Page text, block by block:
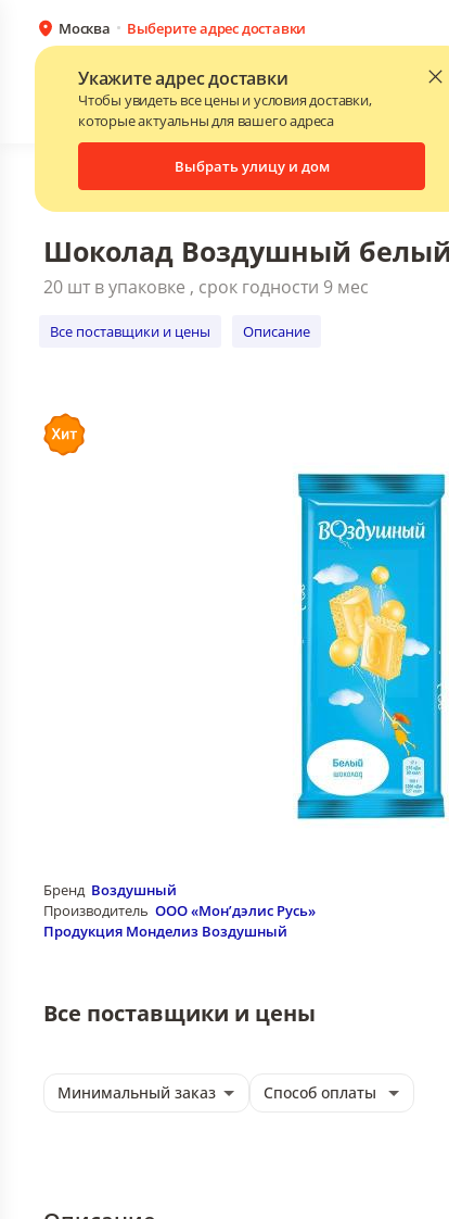
Москва Выберите адрес доставки
Укажите адрес доставки
Чтобы увидеть все цены и условия доставки,
которые актуальны для вашего адреса
Выбрать улицу и дом
Каталог
БрендыПрайс-листы поставщиков
Каталог • Кондитерские изделия
Шоколад Воздушный белый
20 шт в упаковке , срок
Все поставщики и цены
Шоколад Воздушный белый
20 шт в упаковке , срок годности 9 мес
Все поставщики и цены Описание
Бренд Воздушный
Производитель ООО «Мон’дэлис Русь»
Продукция Монделиз Воздушный
Все поставщики и цены
Минимальный заказ Способ оплаты